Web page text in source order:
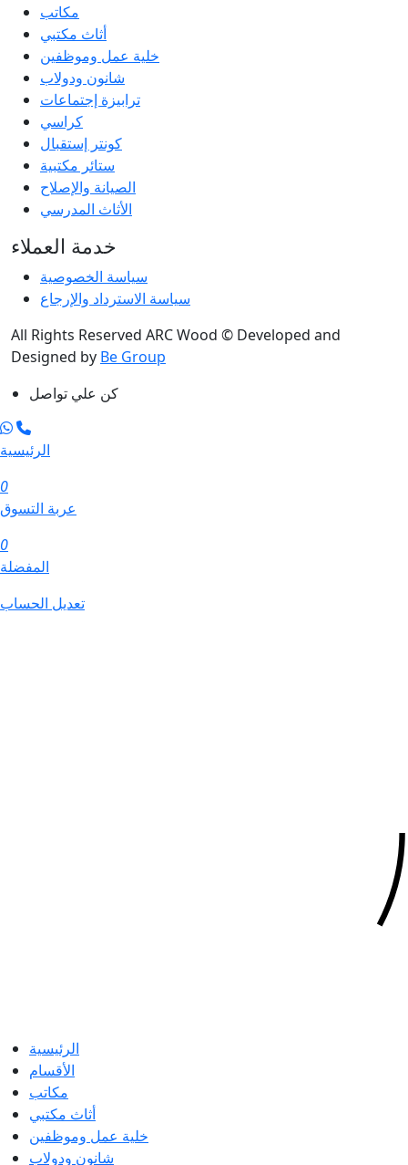
مكاتب
أثاث مكتبي
خلية عمل وموظفين
شانون ودولاب
ترابيزة إجتماعات
كراسي
كونتر إستقبال
ستائر مكتبية
الصيانة والإصلاح
الأثاث المدرسي
خدمة العملاء
سياسة الخصوصية
سياسة الاسترداد والإرجاع
All Rights Reserved ARC Wood © Developed and
Designed by Be Group
كن علي تواصل
الرئيسية
0
عربة التسوق
0
المفضلة
تعديل الحساب
الرئيسية
الأقسام
مكاتب
أثاث مكتبي
خلية عمل وموظفين
شانون ودولاب